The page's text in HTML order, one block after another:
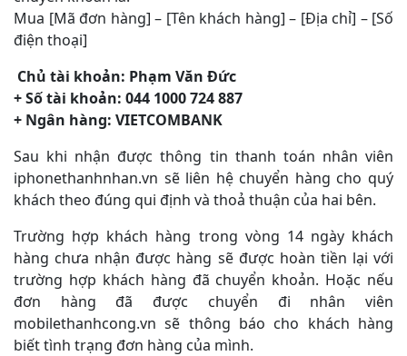
Mua [Mã đơn hàng] – [Tên khách hàng] – [Địa chỉ] – [Số
điện thoại]
Chủ tài khoản: Phạm Văn Đức
+ Số tài khoản: 044 1000 724 887
+ Ngân hàng: VIETCOMBANK
Sau khi nhận được thông tin thanh toán nhân viên
iphonethanhnhan.vn sẽ liên hệ chuyển hàng cho quý
khách theo đúng qui định và thoả thuận của hai bên.
Trường hợp khách hàng trong vòng 14 ngày khách
hàng chưa nhận được hàng sẽ được hoàn tiền lại với
trường hợp khách hàng đã chuyển khoản. Hoặc nếu
đơn hàng đã được chuyển đi nhân viên
mobilethanhcong.vn sẽ thông báo cho khách hàng
biết tình trạng đơn hàng của mình.